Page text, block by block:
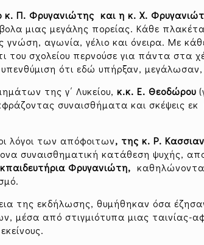
κ. Π. Φρυγανιώτης και η κ. Χ.
μιας μεγάλης πορείας. Κάθε
γνώση, αγωνία, γέλιο και όνειρα. Με
του σχολείου περνούσε για πάντα στα
ότι εδώ υπήρξαν, μεγάλωσαν,
της γ΄ Λυκείου,κ.κ. Ε. Θεοδώρου
συναισθήματα και σκέψεις
λόγοι των απόφοιτων, της κ. Ρ.
συναισθηματική κατάθεση ψυχής,
Φρυγανιώτη,
της εκδήλωσης, θυμήθηκαν όσα
μέσα από στιγμιότυπα μιας ταινίας-